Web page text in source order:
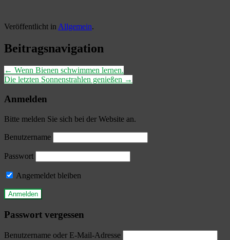
Veröffentlicht in Allgemein.
Beitragsnavigation
← Wenn Bienen schwimmen lernen.
Die letzten Sonnenstrahlen genießen →
Anmelden
Bitte melden Sie sich bei der Website an.
Benutzername
Passwort
Angemeldet bleiben
Passwort vergessen
Benutzername oder E-Mail-Adresse